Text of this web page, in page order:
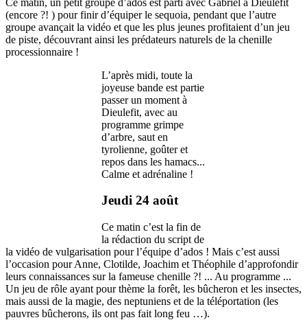
(encore ?! ) pour finir d’équiper le sequoia, pendant que l’autre
groupe avançait la vidéo et que les plus jeunes profitaient d’un jeu
de piste, découvrant ainsi les prédateurs naturels de la chenille
processionnaire !
L’après midi, toute la
joyeuse bande est partie
passer un moment à
Dieulefit, avec au
programme grimpe
d’arbre, saut en
tyrolienne, goûter et
repos dans les hamacs...
Calme et adrénaline !
Jeudi 24 août
Ce matin c’est la fin de
la rédaction du script de
la vidéo de vulgarisation pour l’équipe d’ados ! Mais c’est aussi
l’occasion pour Anne, Clotilde, Joachim et Théophile d’approfondir
leurs connaissances sur la fameuse chenille ?! ... Au programme ...
Un jeu de rôle ayant pour thème la forêt, les bûcheron et les insectes,
mais aussi de la magie, des neptuniens et de la téléportation (les
pauvres bûcherons, ils ont pas fait long feu …).